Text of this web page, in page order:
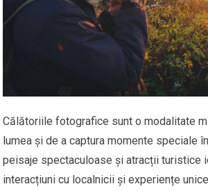
Călătoriile fotografice sunt o modalitate
lumea și de a captura momente speciale
peisaje spectaculoase și atracții turistice
interacțiuni cu localnicii și experiențe